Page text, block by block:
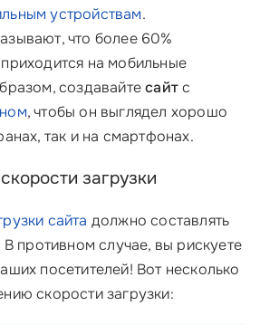
устройствам.
что более 60%
на мобильные
создавайтесайтс
, чтобы он выглядел хорошо
так и на смартфонах.
загрузки
сайта должно составлять
противном случае, вы рискуете
посетителей! Вот несколько
скорости загрузки: